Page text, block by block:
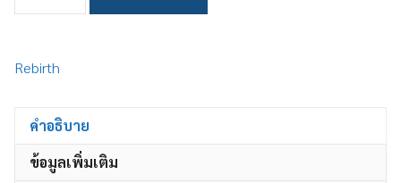
ชิ้น
Rebirth
คำอธิบาย
ข้อมูลเพิ่มเติม